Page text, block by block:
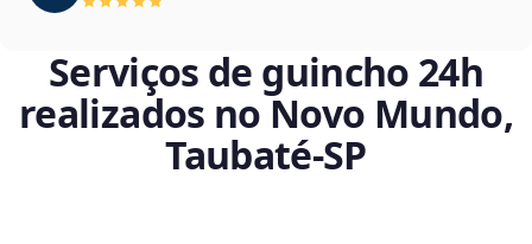
Serviços de guincho 24h
realizados no Novo Mundo,
Taubaté‑SP